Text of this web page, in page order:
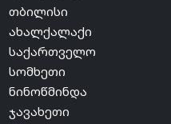
თბილისი
ახალქალაქი
საქართველო
სომხეთი
ნინოწმინდა
ჯავახეთი